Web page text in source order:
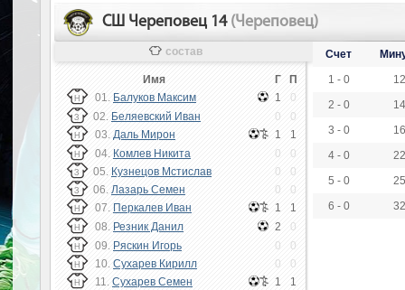
СШ Череповец 14 (Череповец)
состав
Имя Г П
Н 01. Балуков Максим 1 0
З 02. Беляевский Иван 0 0
Н 03. Даль Мирон 1 1
Н 04. Комлев Никита 0 0
З 05. Кузнецов Мстислав 0 0
З 06. Лазарь Семен 0 0
Н 07. Перкалев Иван 1 1
Н 08. Резник Данил 2 0
Н 09. Ряскин Игорь 0 0
Н 10. Сухарев Кирилл 0 0
Н 11. Сухарев Семен 1 1
Счет
1 - 0
12
2 - 0
14
3 - 0
16
4 - 0
22
5 - 0
25
6 - 0
32